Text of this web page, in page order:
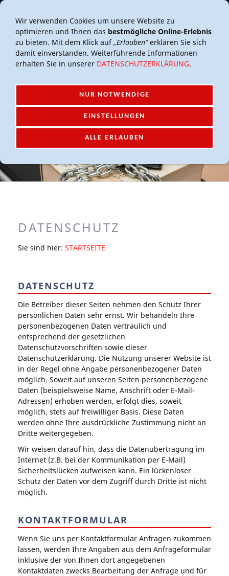
NAVIGATION EINBLENDEN
DATENSCHUTZ
Sie sind hier: STARTSEITE
DATENSCHUTZ
Die Betreiber dieser Seiten nehmen den Schutz Ihrer
persönlichen Daten sehr ernst. Wir behandeln Ihre
personenbezogenen Daten vertraulich und
entsprechend der gesetzlichen
Datenschutzvorschriften sowie dieser
Datenschutzerklärung. Die Nutzung unserer Website ist
in der Regel ohne Angabe personenbezogener Daten
möglich. Soweit auf unseren Seiten personenbezogene
Daten (beispielsweise Name, Anschrift oder E-Mail-
Adressen) erhoben werden, erfolgt dies, soweit
möglich, stets auf freiwilliger Basis. Diese Daten
werden ohne Ihre ausdrückliche Zustimmung nicht an
Dritte weitergegeben.
Wir weisen darauf hin, dass die Datenübertragung im
Internet (z.B. bei der Kommunikation per E-Mail)
Sicherheitslücken aufweisen kann. Ein lückenloser
Schutz der Daten vor dem Zugriff durch Dritte ist nicht
möglich.
KONTAKTFORMULAR
Wenn Sie uns per Kontaktformular Anfragen zukommen
lassen, werden Ihre Angaben aus dem Anfrageformular
inklusive der von Ihnen dort angegebenen
Kontaktdaten zwecks Bearbeitung der Anfrage und für
Wir verwenden Cookies um unsere Website zu
optimieren und Ihnen das bestmögliche Online-Erlebnis
zu bieten. Mit dem Klick auf„Erlauben“erklären Sie sich
damit einverstanden. Weiterführende Informationen
erhalten Sie in unserer DATENSCHUTZERKLÄRUNG.
NUR NOTWENDIGE
EINSTELLUNGEN
ALLE ERLAUBEN